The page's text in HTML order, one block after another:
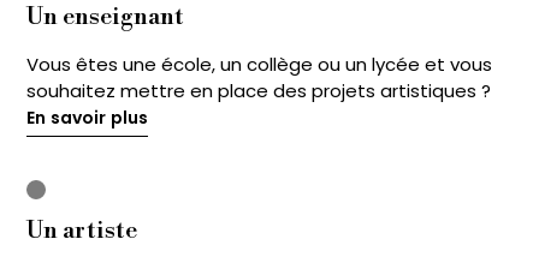
Un enseignant
Vous êtes une école, un collège ou un lycée et vous
souhaitez mettre en place des projets artistiques ?
En savoir plus
En savoir plus
Un artiste